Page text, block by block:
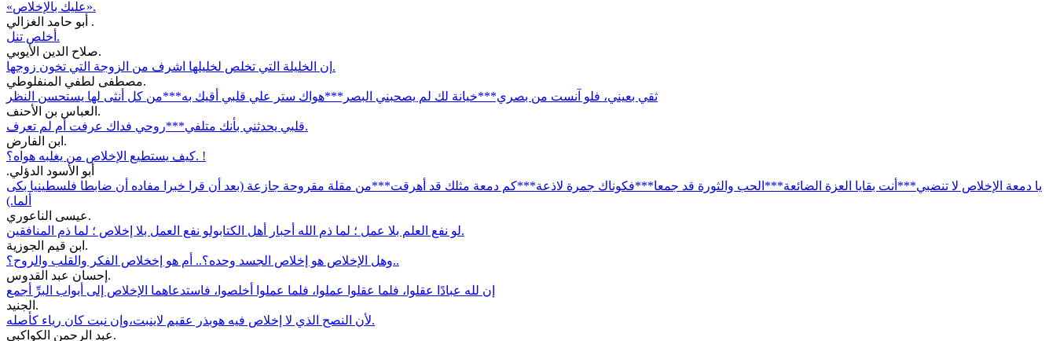
«عليك بالإخلاص».
أبو حامد الغزالي .
أخلص تنل.
صلاح الدين الأيوبي.
إن الخليلة التي تخلص لخليلها اشرف من الزوجة التي تخون زوجها.
مصطفى لطفي المنفلوطي.
ثقي بعيني، فلو آنست من بصري***خيانة لك لم يصحبني البصر***هواك ستر علي قلبي أقيك به***من كل أنثى لها يستحسن النظر
العباس بن الأحنف.
قلبي يحدثني بأنك متلفي***روحي فداك عرفت أم لم تعرف.
ابن الفارض.
كيف يستطيع الإخلاص من يغلبه هواه؟. !
.أبو الأسود الدؤلي
يا دمعة الإخلاص لا تنضبي***أنت بقايا العزة الضائعة***الحب والثورة قد جمعا***فكوناك جمرة لاذعة***كم دمعة مثلك قد أهرقت***من مقلة مقروحة جازعة (بعد أن قرا خبرا مفاده أن ضابطا فلسطينيا بكى
ألما.)
عيسى الناعوري.
لو نفع العلم بلا عمل ؛ لما ذم الله أحبار أهل الكتابولو نفع العمل بلا إخلاص ؛ لما ذم المنافقين.
ابن قيم الجوزية.
وهل الإخلاص هو إخلاص الجسد وحده؟.. أم هو إخخلاص الفكر والقلب والروح؟..
إحسان عبد القدوس.
إن لله عبادًا عقلوا، فلما عقلوا عملوا، فلما عملوا أخلصوا، فاستدعاهما الإخلاص إلى أبواب البرِّ أجمع
الجنيد.
لأن النصح الذي لا إخلاص فيه هوبذر عقيم لاينبت،وإن نبت كان رياء كأصله.
عبد الرحمن الكواكبي.